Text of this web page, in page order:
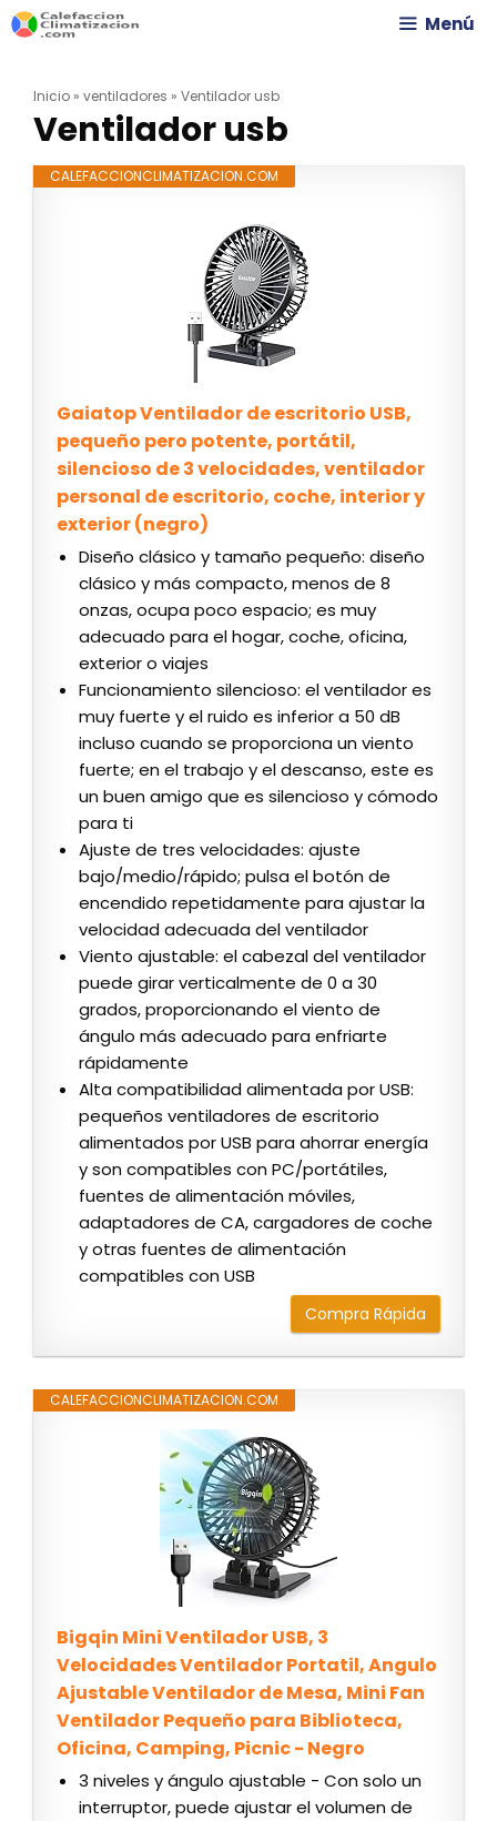
Saltar
contenido
Menú
Inicio » ventiladores » Ventilador usb
Ventilador usb
CALEFACCIONCLIMATIZACION.COM
Gaiatop Ventilador de escritorio USB,
pequeño pero potente, portátil,
silencioso de 3 velocidades, ventilador
personal de escritorio, coche, interior y
exterior (negro)
Diseño clásico y tamaño pequeño: diseño
clásico y más compacto, menos de 8
onzas, ocupa poco espacio; es muy
adecuado para el hogar, coche, oficina,
exterior o viajes
Funcionamiento silencioso: el ventilador es
muy fuerte y el ruido es inferior a 50 dB
incluso cuando se proporciona un viento
fuerte; en el trabajo y el descanso, este es
un buen amigo que es silencioso y cómodo
para ti
Ajuste de tres velocidades: ajuste
bajo/medio/rápido; pulsa el botón de
encendido repetidamente para ajustar la
velocidad adecuada del ventilador
Viento ajustable: el cabezal del ventilador
puede girar verticalmente de 0 a 30
grados, proporcionando el viento de
ángulo más adecuado para enfriarte
rápidamente
Alta compatibilidad alimentada por USB:
pequeños ventiladores de escritorio
alimentados por USB para ahorrar energía
y son compatibles con PC/portátiles,
fuentes de alimentación móviles,
adaptadores de CA, cargadores de coche
y otras fuentes de alimentación
compatibles con USB
Compra Rápida
CALEFACCIONCLIMATIZACION.COM
Bigqin Mini Ventilador USB, 3
Velocidades Ventilador Portatil, Angulo
Ajustable Ventilador de Mesa, Mini Fan
Ventilador Pequeño para Biblioteca,
Oficina, Camping, Picnic - Negro
3 niveles y ángulo ajustable - Con solo un
interruptor, puede ajustar el volumen de